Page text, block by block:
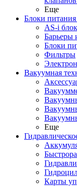
Еще
Блоки
AS-i
Барьеры
Блоки
Фильтры
Вакуумная
Еще
Карты